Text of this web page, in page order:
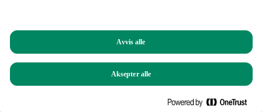
Ring oss på
(mandag til fredag, 09.00 – 15.00)
Du kan også sende e-post til: obos@obos.no
Funksjonelle (8)
Helt nødvendige (1)
Avvis alle
Aksepter alle